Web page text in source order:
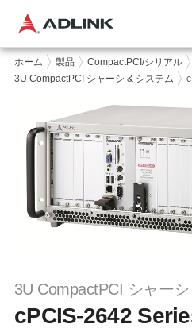
ホーム 製品
CompactPCI/シリアル
3U CompactPCI シャーシ & システム
3U CompactPCI シャー
cPCIS-2642